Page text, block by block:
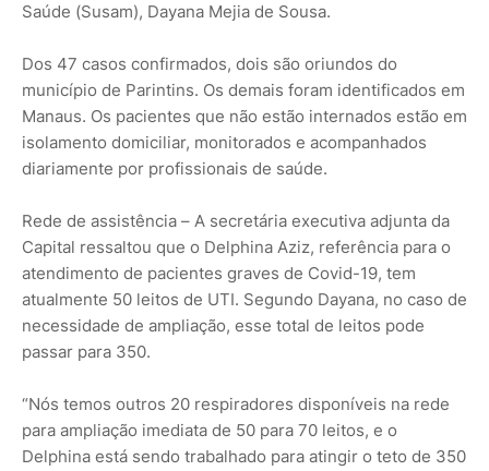
Saúde (Susam), Dayana Mejia de Sousa.
Dos 47 casos confirmados, dois são oriundos do
município de Parintins. Os demais foram identificados em
Manaus. Os pacientes que não estão internados estão em
isolamento domiciliar, monitorados e acompanhados
diariamente por profissionais de saúde.
Rede de assistência – A secretária executiva adjunta da
Capital ressaltou que o Delphina Aziz, referência para o
atendimento de pacientes graves de Covid-19, tem
atualmente 50 leitos de UTI. Segundo Dayana, no caso de
necessidade de ampliação, esse total de leitos pode
passar para 350.
“Nós temos outros 20 respiradores disponíveis na rede
para ampliação imediata de 50 para 70 leitos, e o
Delphina está sendo trabalhado para atingir o teto de 350